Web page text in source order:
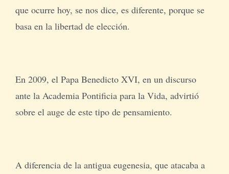
que ocurre hoy, se nos dice, es diferente, porque se
basa en la libertad de elección.
En 2009, el Papa Benedicto XVI, en un discurso
ante la Academia Pontificia para la Vida, advirtió
sobre el auge de este tipo de pensamiento.
A diferencia de la antigua eugenesia, que atacaba a